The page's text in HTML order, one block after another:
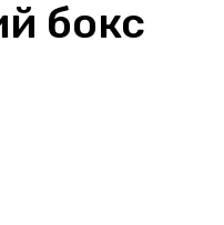
бокс